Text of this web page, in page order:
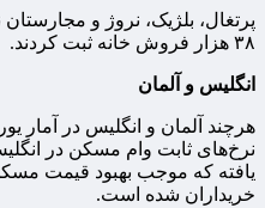
۳۸ هزار فروش خانه ثبت کردند.
انگلیس و آلمان
هرچند آلمان و انگلیس در آمار
یافته که موجب بهبود قیمت
خریداران شده است.